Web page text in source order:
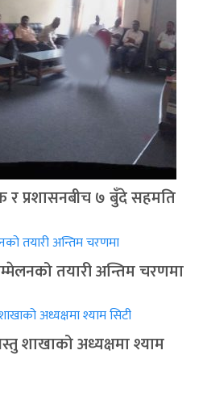
प्रशासनबीच ७ बुँदे सहमति
तयारी अन्तिम चरणमा
शाखाको अध्यक्षमा श्याम